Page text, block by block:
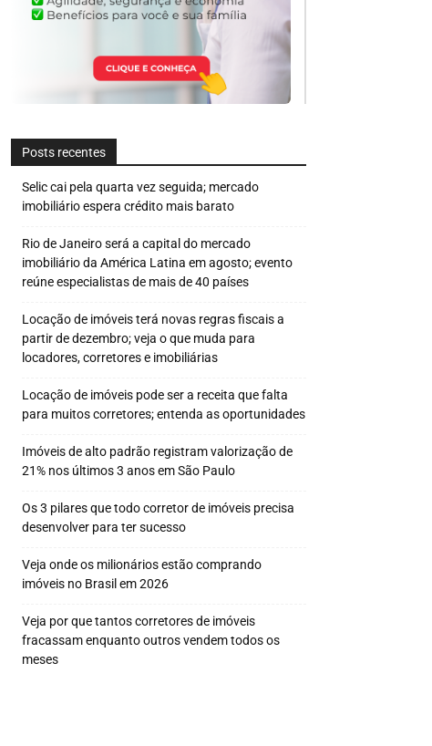
Posts recentes
Selic cai pela quarta vez seguida; mercado
imobiliário espera crédito mais barato
Rio de Janeiro será a capital do mercado
imobiliário da América Latina em agosto; evento
reúne especialistas de mais de 40 países
Locação de imóveis terá novas regras fiscais a
partir de dezembro; veja o que muda para
locadores, corretores e imobiliárias
Locação de imóveis pode ser a receita que falta
para muitos corretores; entenda as oportunidades
Imóveis de alto padrão registram valorização de
21% nos últimos 3 anos em São Paulo
Os 3 pilares que todo corretor de imóveis precisa
desenvolver para ter sucesso
Veja onde os milionários estão comprando
imóveis no Brasil em 2026
Veja por que tantos corretores de imóveis
fracassam enquanto outros vendem todos os
meses